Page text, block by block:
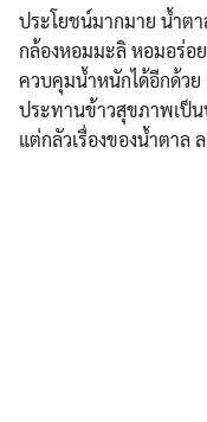
ประโยชน์มากมาย น้ำต
กล้องหอมมะลิ หอมอร่อ
ควบคุมน้ำหนักได้อีกด้ว
ประทานข้าวสุขภาพเป็
แต่กลัวเรื่องของน้ำตาล